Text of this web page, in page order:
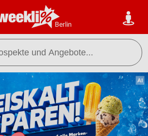
Berlin